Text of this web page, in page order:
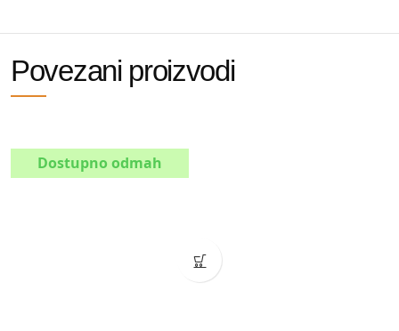
Povezani proizvodi
Dostupno odmah